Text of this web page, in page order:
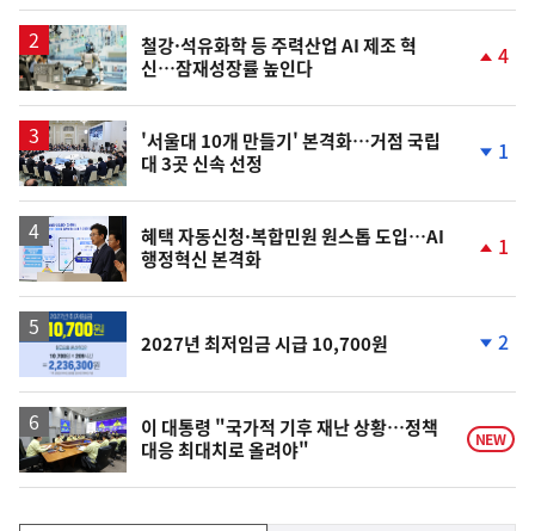
일
철강·석유화학 등 주력산업 AI 제조 혁
신…잠재성장률 높인다
상
4
'서울대 10개 만들기' 본격화…거점 국립
대 3곳 신속 선정
하
1
혜택 자동신청·복합민원 원스톱 도입…AI
행정혁신 본격화
상
1
2027년 최저임금 시급 10,700원
하
락
2
이 대통령 "국가적 기후 재난 상황…정책
대응 최대치로 올려야"
NEW